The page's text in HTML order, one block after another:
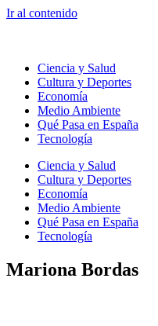
Ir al contenido
Ciencia y Salud
Cultura y Deportes
Economía
Medio Ambiente
Qué Pasa en España
Tecnología
Ciencia y Salud
Cultura y Deportes
Economía
Medio Ambiente
Qué Pasa en España
Tecnología
Mariona Bordas